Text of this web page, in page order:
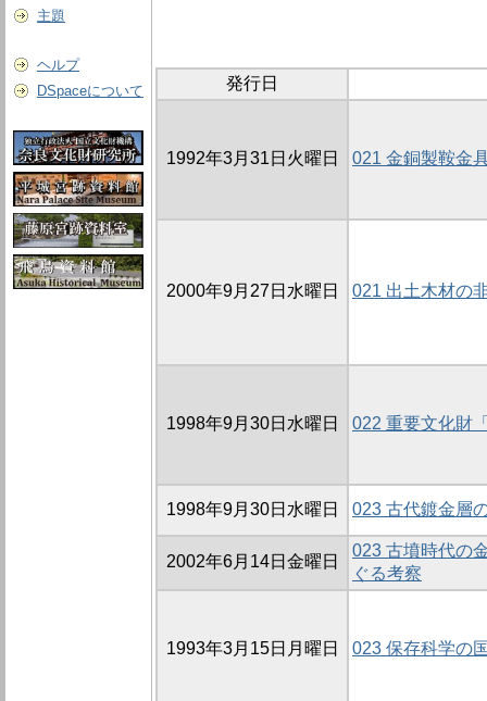
主題
ヘルプ
DSpaceについて
発行日
1992年3月31日火曜日 021 金銅製鞍金
2000年9月27日水曜日 021 出土木材の
1998年9月30日水曜日 022 重要文化財
1998年9月30日水曜日 023 古代鍍金層
2002年6月14日金曜日
023 古墳時代の
ぐる考察
1993年3月15日月曜日 023 保存科学の